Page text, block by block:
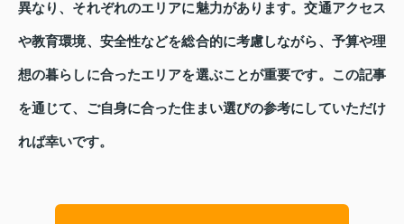
異なり、それぞれのエリアに魅力があります。交通アクセス
や教育環境、安全性などを総合的に考慮しながら、予算や理
想の暮らしに合ったエリアを選ぶことが重要です。この記事
を通じて、ご自身に合った住まい選びの参考にしていただけ
れば幸いです。